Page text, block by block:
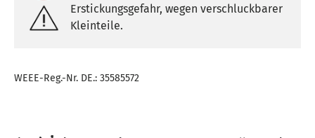
Erstickungsgefahr, wegen verschluckbarer
Kleinteile.
WEEE-Reg.-Nr. DE.: 35585572